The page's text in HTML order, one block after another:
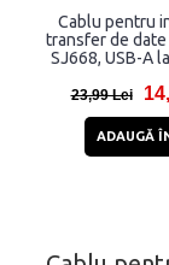
Cablu pentru
transfer de date
SJ668, USB-A
23,99 Lei
ADAUGĂ